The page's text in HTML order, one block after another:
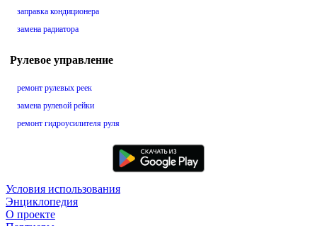
заправка кондиционера
замена радиатора
Рулевое управление
ремонт рулевых реек
замена рулевой рейки
ремонт гидроусилителя руля
Условия использования
Энциклопедия
О проекте